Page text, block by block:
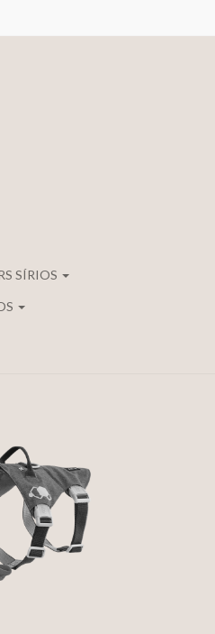
SÍRIOS
HARNESS
-
3 PONTOS -
88,99 €